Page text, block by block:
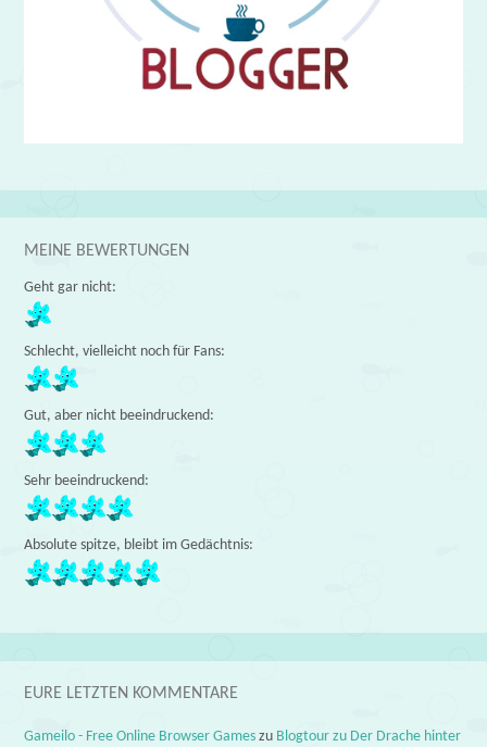
MEINE BEWERTUNGEN
Geht gar nicht:
Schlecht, vielleicht noch für Fans:
Gut, aber nicht beeindruckend:
Sehr beeindruckend:
Absolute spitze, bleibt im Gedächtnis:
EURE LETZTEN KOMMENTARE
Gameilo - Free Online Browser Games zu Blogtour zu Der Drache hinter